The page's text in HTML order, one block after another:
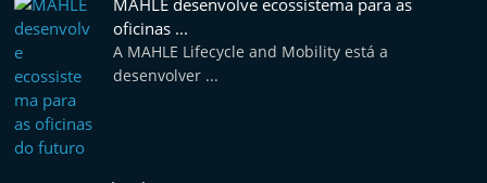
MAHLE desenvolve ecossistema para as
oficinas ...
A MAHLE Lifecycle and Mobility está a
desenvolver ...